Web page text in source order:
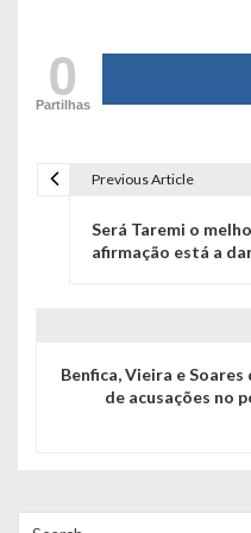
0
Partilhas
Previous Article
Será Taremi o
afirmação está a
Benfica, Vieira e
de acusações no